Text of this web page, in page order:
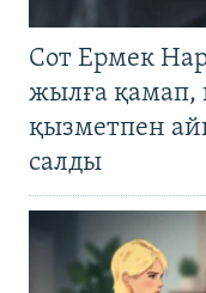
Сот Ермек
жылға қамап,
қызметпен
салды